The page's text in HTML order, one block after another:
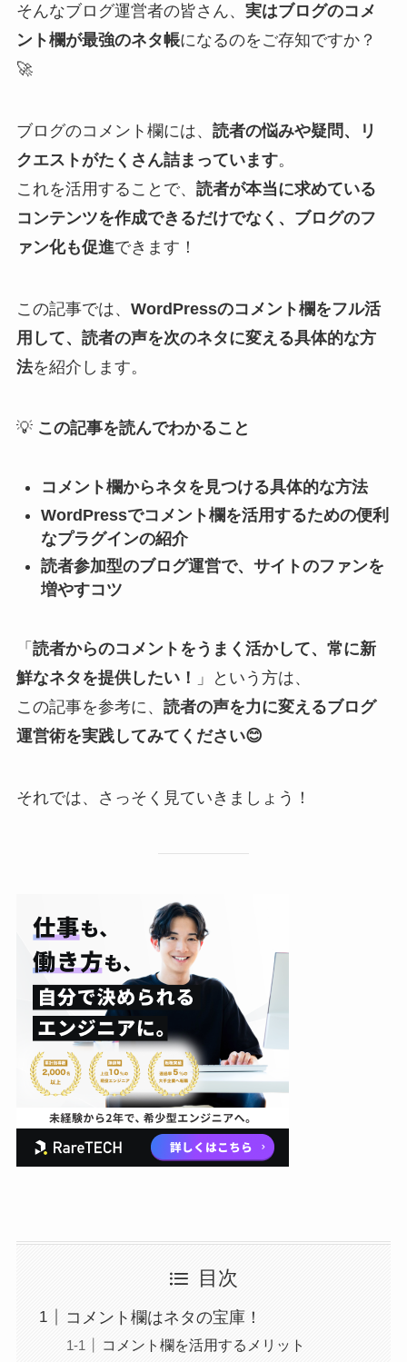
そんなブログ運営者の皆さん、 実はブログのコメ
ント欄が最強のネタ帳になるのをご存知ですか？
🚀
ブログのコメント欄には、 読者の悩みや疑問、リ
クエストがたくさん詰まっています。
これを活用することで、 読者が本当に求めている
コンテンツを作成できるだけでなく、ブログのフ
ァン化も促進できます！
この記事では、 WordPressのコメント欄をフル活
用して、読者の声を次のネタに変える具体的な方
法を紹介します。
💡 この記事を読んでわかること
コメント欄からネタを見つける具体的な方法
WordPressでコメント欄を活用するための便利
なプラグインの紹介
読者参加型のブログ運営で、サイトのファンを
増やすコツ
「 読者からのコメントをうまく活かして、常に新
鮮なネタを提供したい！
」という方は、
この記事を参考に、 読者の声を力に変えるブログ
運営術を実践してみてください😊
それでは、さっそく見ていきましょう！
目次
コメント欄はネタの宝庫！
コメント欄を活用するメリット